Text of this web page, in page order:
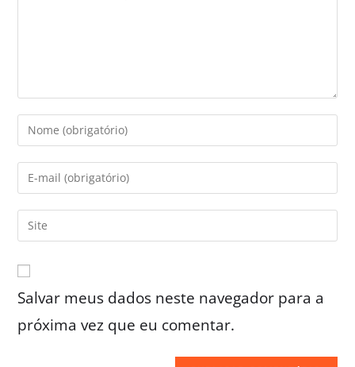
Salvar meus dados neste navegador para a
próxima vez que eu comentar.